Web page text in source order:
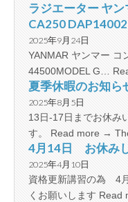
ラジエーター ヤ
CA250
2025年9月24日
YANMAR ヤンマー コ
44500MODEL G…
夏季休暇のお知ら
2025年8月5日
13日-17日までお休み
す。 Read more →
4月14日 お休みし
2025年4月10日
資格更新講習の為 4
くお願いします